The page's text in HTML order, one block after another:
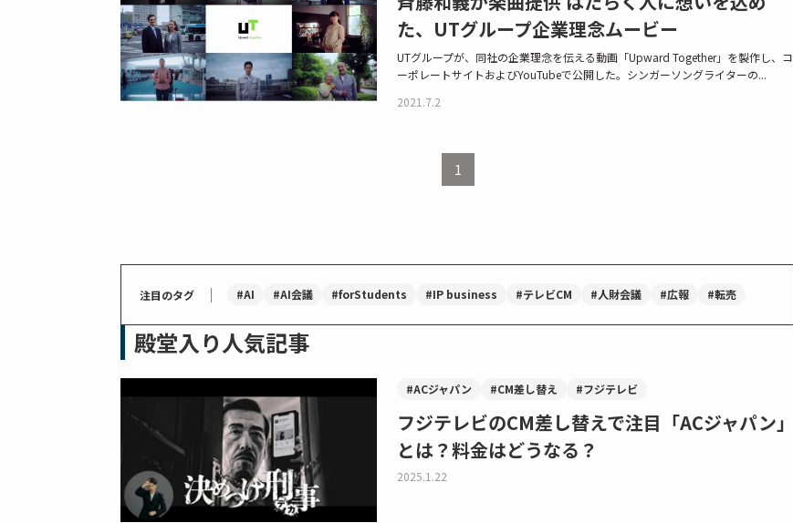
た、UTグループ企業理念ムービー
UTグループが、同社の企業理念を伝える動画「Upward Together」を製作し、コ
ーポレートサイトおよびYouTubeで公開した。シンガーソングライターの...
2021.7.2
1
注目のタグ ｜ #AI #AI会議 #forStudents #IP business #テレビCM #人財会議 #広報 #転売
殿堂入り人気記事
#ACジャパン #CM差し替え #フジテレビ
フジテレビのCM差し替えで注目「ACジャパン」
とは？料金はどうなる？
2025.1.22